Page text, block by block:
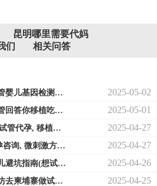
昆明哪里需要代妈
们 相关问答
合肥代孕费用问题,美国试管婴儿基因检测有必要做吗？做美国试管要注意什么 2025-05-02
代孕妈妈怎么选,省医院试管回答你移植吃什么比较好 2025-05-01
国际助孕中心价格_哪能做试管代孕, 移植第九天肚子变小了也不胀了 2025-04-27
国内代生包性别，私人代孕咨询, 微刺激方案促排对卵巢功能影响大 2025-04-27
代孕正规机构,泰国试管婴儿避坑指南(想试管*率高这五点一定要牢记) 2025-04-26
试管代孕双胞胎费用,从潍坊去柬埔寨做试管费用 只带2万够吗 2025-04-25